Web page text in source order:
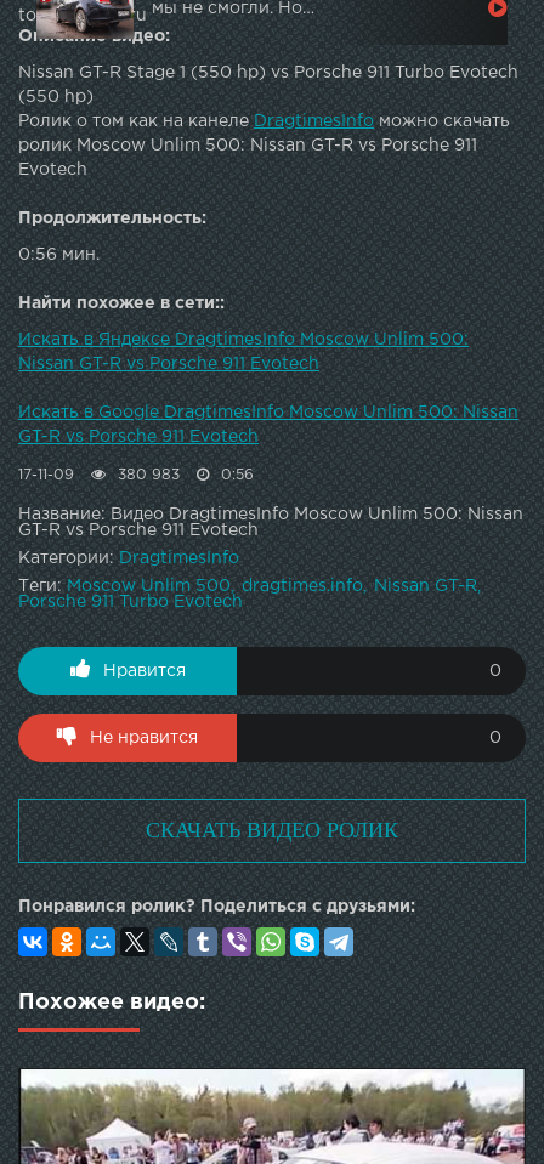
мы не смогли. Но…
topautotube.ru
Описание видео:
Nissan GT-R Stage 1 (550 hp) vs Porsche 911 Turbo Evotech
(550 hp)
Ролик о том как на канеле DragtimesInfoможно скачать
ролик Moscow Unlim 500: Nissan GT-R vs Porsche 911
Evotech
Продолжительность:
0:56 мин.
Найти похожее в сети::
Искать в Яндексе DragtimesInfo Moscow Unlim 500:
Nissan GT-R vs Porsche 911 Evotech
Искать в Google DragtimesInfo Moscow Unlim 500: Nissan
GT-R vs Porsche 911 Evotech
17-11-09 380 983 0:56
Название: Видео DragtimesInfo Moscow Unlim 500: Nissan
GT-R vs Porsche 911 Evotech
Категории:DragtimesInfo
Теги:Moscow Unlim 500 dragtimes.info
Nissan GT-R
Porsche 911 Turbo Evotech
Нравится 0
Не нравится 0
СКАЧАТЬ ВИДЕО РОЛИК
Понравился ролик? Поделиться с друзьями:
Похожее видео: